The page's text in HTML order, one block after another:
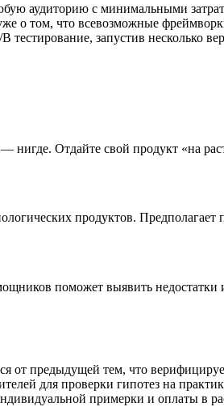
аудиторию с минимальными
о том, что всевозможные
запустив несколько
Отдайте свой продукт «на
продуктов. Предполагает
поможет выявить недостатки
от предыдущей тем, что
для проверки гипотез на
примерки и оплаты в